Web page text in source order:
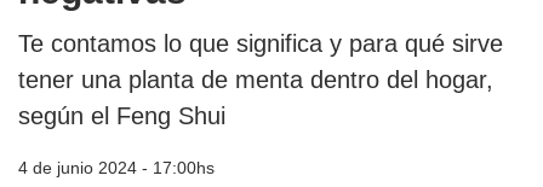
Te contamos lo que significa y para qué sirve
tener una planta de menta dentro del hogar,
según el Feng Shui
4 de junio 2024 - 17:00hs